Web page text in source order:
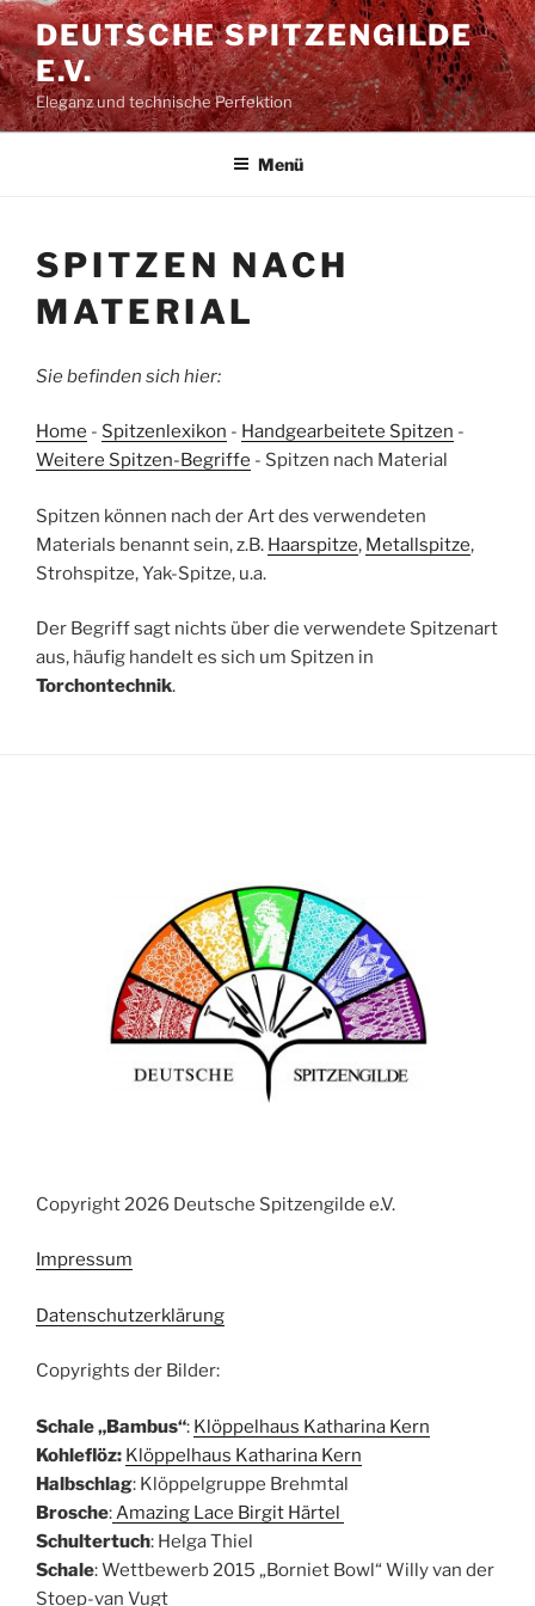
Zum
Inhalt
springen
DEUTSCHE SPITZENGILDE
E.V.
Eleganz und technische Perfektion
Menü
SPITZEN NACH
MATERIAL
Sie befinden sich hier:
Home - Spitzenlexikon - Handgearbeitete Spitzen -
Weitere Spitzen-Begriffe - Spitzen nach Material
Spitzen können nach der Art des verwendeten
Materials benannt sein, z.B. Haarspitze, Metallspitze,
Strohspitze, Yak-Spitze, u.a.
Der Begriff sagt nichts über die verwendete Spitzenart
aus, häufig handelt es sich um Spitzen in
Torchontechnik.
Copyright 2026 Deutsche Spitzengilde e.V.
Impressum
Datenschutzerklärung
Copyrights der Bilder:
Schale „Bambus“: Klöppelhaus Katharina Kern
Kohleflöz: Klöppelhaus Katharina Kern
Halbschlag: Klöppelgruppe Brehmtal
Brosche: Amazing Lace Birgit Härtel
Schultertuch: Helga Thiel
Schale: Wettbewerb 2015 „Borniet Bowl“ Willy van der
Stoep-van Vugt